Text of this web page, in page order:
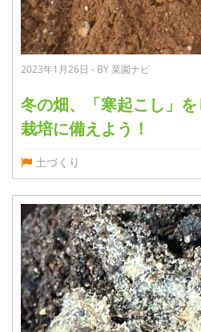
2023年1月26日 - BY 菜園ナビ
冬の畑、「寒起こし」
栽培に備えよう！
土づくり